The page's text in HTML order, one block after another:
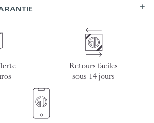
Retours faciles
sous 14 jours